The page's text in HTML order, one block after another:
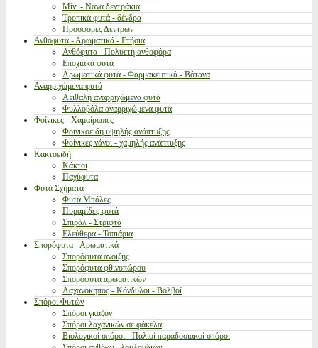
Μίνι - Νάνα δεντράκια
Τροπικά φυτά - δένδρα
Προσφορές Δέντρων
Ανθόφυτα - Αρωματικά - Ετήσια
Ανθόφυτα - Πολυετή ανθοφόρα
Εποχιακά φυτά
Αρωματικά φυτά - Φαρμακευτικά - Βότανα
Αναρριχώμενα φυτά
Αειθαλή αναρριχώμενα φυτά
Φυλλοβόλα αναρριχώμενα φυτά
Φοίνικες - Χαμαίρωπες
Φοινικοειδή υψηλής ανάπτυξης
Φοίνικες νάνοι - χαμηλής ανάπτυξης
Κακτοειδή
Κάκτοι
Παχύφυτα
Φυτά Σχήματα
Φυτά Μπάλες
Πυραμίδες φυτά
Σπιράλ - Στριφτά
Ελεύθερα - Τοπιάρια
Σπορόφυτα - Αρωματικά
Σπορόφυτα άνοιξης
Σπορόφυτα φθινοπώρου
Σπορόφυτα αρωματικών
Λαχανόκηπος - Κόνδυλοι - Βολβοί
Σπόροι Φυτών
Σπόροι γκαζόν
Σπόροι λαχανικών σε φάκελα
Βιολογικοί σπόροι - Παλιοί παραδοσιακοί σπόροι